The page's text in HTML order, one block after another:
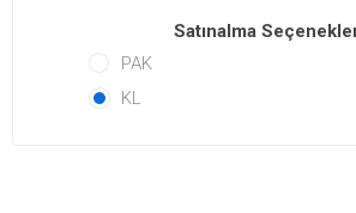
Satınalma
PAK
KL